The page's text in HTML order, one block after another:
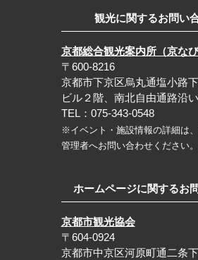
観光に関するお問い
京都総合観光案内所（京なび
〒600-8216
京都市下京区烏丸通塩小路
ビル２階、南北自由通路沿い
TEL：075-343-0548
※イベント・施設情報の詳細は
管理者へお問い合わせください。
ホームページに関するお
京都市観光協会
〒604-0924
京都市中京区河原町通二条